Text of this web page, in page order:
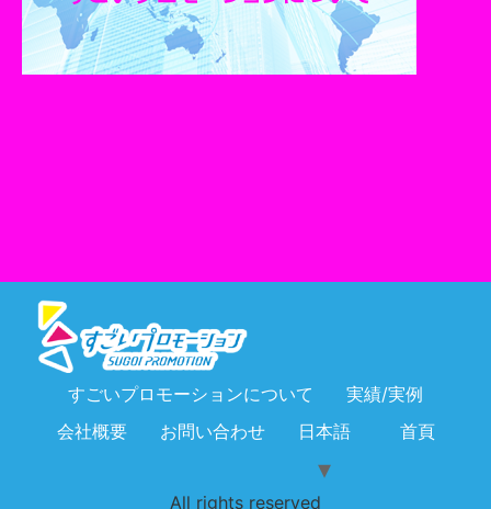
すごいプロモーションについて
実績/実例
会社概要
お問い合わせ 日本語 首頁
All rights reserved